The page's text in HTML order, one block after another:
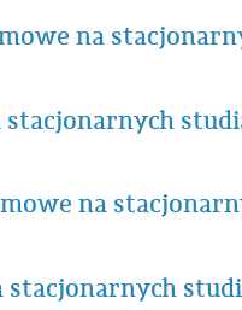
na
stacjonarnych
na
stacjonarnych